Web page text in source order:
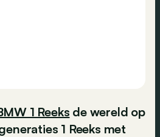
1 Reeks de wereld op
1 Reeks met